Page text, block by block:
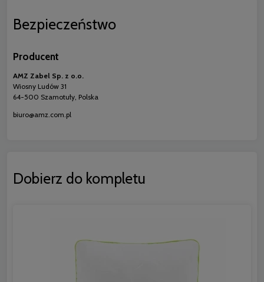
Bezpieczeństwo
Producent
AMZ Zabel Sp. z o.o.
Wiosny Ludów 31
64-500 Szamotuły, Polska
biuro@amz.com.pl
Dobierz do kompletu